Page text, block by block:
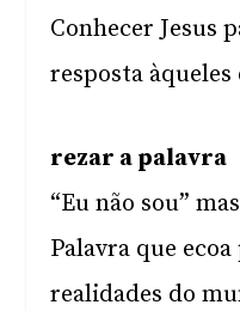
Conhecer Jesus
resposta
rezar a palavra
“Eu não sou”
Palavra que
realidades do